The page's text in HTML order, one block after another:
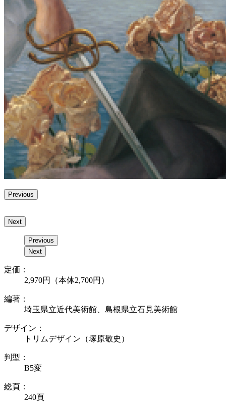
Previous
Next
Previous
Next
定価：
2,970円（本体2,700円）
編著：
埼玉県立近代美術館、島根県立石見美術館
デザイン：
トリムデザイン（塚原敬史）
判型：
B5変
総頁：
240頁